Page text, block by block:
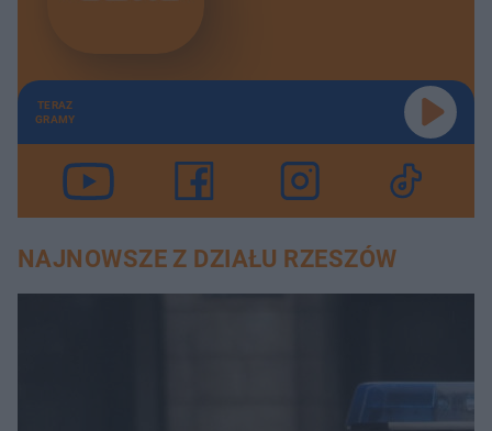
TERAZ
GRAMY
NAJNOWSZE Z DZIAŁU RZESZÓW